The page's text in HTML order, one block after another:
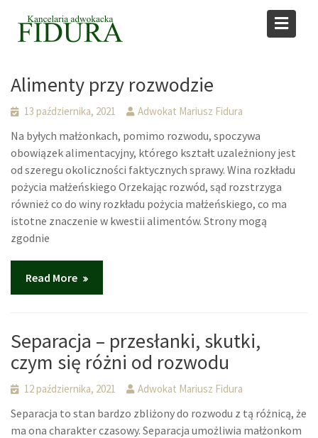
content
Alimenty przy rozwodzie
13 października, 2021 Adwokat Mariusz Fidura
Na byłych małżonkach, pomimo rozwodu, spoczywa
obowiązek alimentacyjny, którego kształt uzależniony jest
od szeregu okoliczności faktycznych sprawy. Wina rozkładu
pożycia małżeńskiego Orzekając rozwód, sąd rozstrzyga
również co do winy rozkładu pożycia małżeńskiego, co ma
istotne znaczenie w kwestii alimentów. Strony mogą
zgodnie
Read More
Separacja – przesłanki, skutki,
czym się różni od rozwodu
12 października, 2021 Adwokat Mariusz Fidura
Separacja to stan bardzo zbliżony do rozwodu z tą różnicą, że
ma ona charakter czasowy. Separacja umożliwia małżonkom